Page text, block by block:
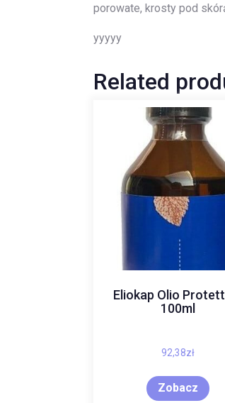
porowate, krosty pod
yyyyy
Related
Eliokap Olio
100ml
92,38zł
Zobacz